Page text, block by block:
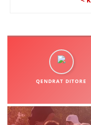
QENDRAT DITORE